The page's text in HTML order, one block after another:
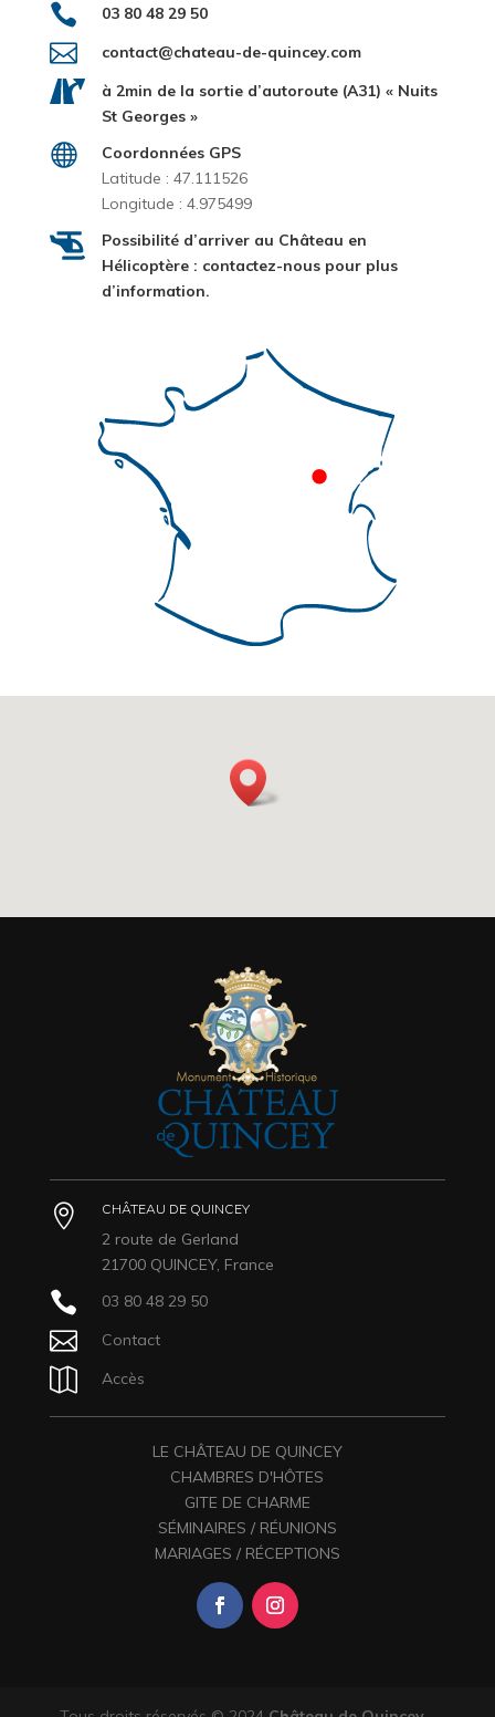
 03 80 48 29 50

contact@chateau-de-quincey.com
à 2min de la sortie d’autoroute (A31) « Nuits
St Georges »

Coordonnées GPS
Latitude : 47.111526
Longitude : 4.975499
Possibilité d’arriver au Château en
Hélicoptère : contactez-nous pour plus
d’information.
 CHÂTEAU DE QUINCEY
2 route de Gerland
21700 QUINCEY, France
 03 80 48 29 50
 Contact
 Accès
LE CHÂTEAU DE QUINCEY
CHAMBRES D'HÔTES
GITE DE CHARME
SÉMINAIRES / RÉUNIONS
MARIAGES / RÉCEPTIONS